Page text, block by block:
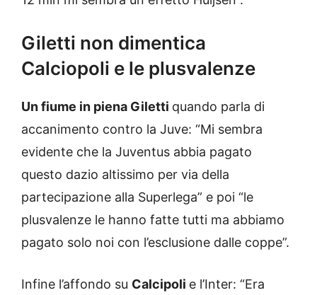
Giletti non dimentica
Calciopoli e le plusvalenze
Un fiume in piena Giletti quando parla di
accanimento contro la Juve: “Mi sembra
evidente che la Juventus abbia pagato
questo dazio altissimo per via della
partecipazione alla Superlega” e poi “le
plusvalenze le hanno fatte tutti ma abbiamo
pagato solo noi con l’esclusione dalle coppe”.
Infine l’affondo su Calcipoli e l’Inter: “Era